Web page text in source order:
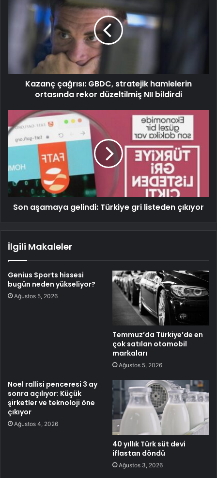
Kazanç çağrısı: GBDC, stratejik hamlelerin
ortasında rekor düzeltilmiş NII bildirdi
Son aşamaya gelindi: Türkiye gri listeden çıkıyor
İlgili Makaleler
Genius Sports hissesi
bugün neden yükseliyor?
Ağustos 5, 2026
Temmuz’da Türkiye’de en
çok satılan otomobil
markaları
Ağustos 5, 2026
Noel rallisi penceresi 3 ay
sonra açılıyor: Küçük
şirketler ve teknoloji öne
çıkıyor
Ağustos 4, 2026
40 yıllık Türk süt devi
iflastan döndü
Ağustos 3, 2026